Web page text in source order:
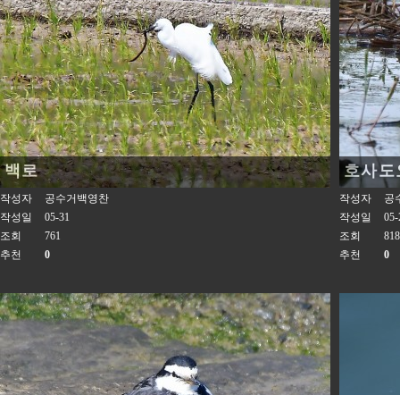
백로
작성자
공수거백영찬
작성일
05-31
조회
761
추천
0
호사도
작성자
공
작성일
05-
조회
818
추천
0